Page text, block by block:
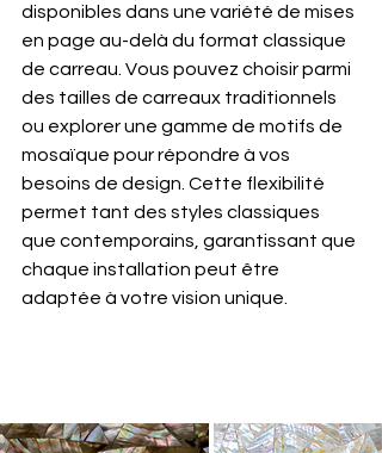
disponibles dans une variété de mises
en page au-delà du format classique
de carreau. Vous pouvez choisir parmi
des tailles de carreaux traditionnels
ou explorer une gamme de motifs de
mosaïque pour répondre à vos
besoins de design. Cette flexibilité
permet tant des styles classiques
que contemporains, garantissant que
chaque installation peut être
adaptée à votre vision unique.